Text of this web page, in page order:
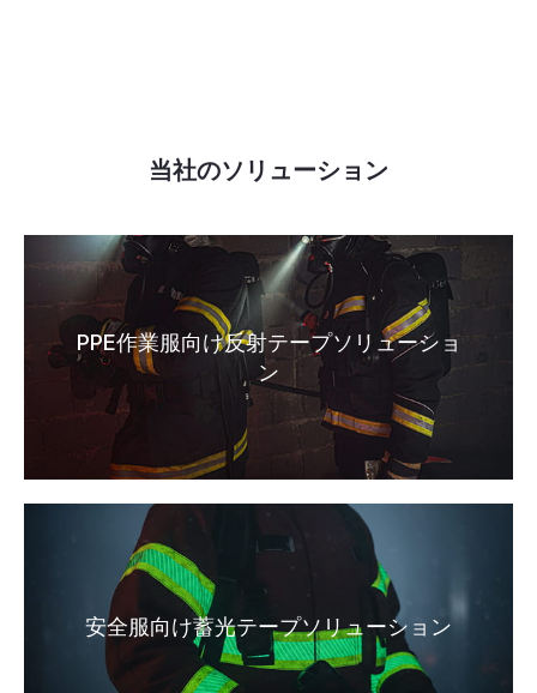
当社のソリューション
PPE作業服向け反射テープソリューショ
ン
安全服向け蓄光テープソリューション